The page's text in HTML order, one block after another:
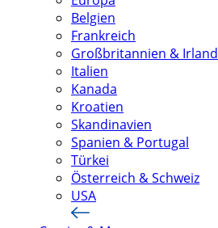
Belgien
Frankreich
Großbritannien & Irland
Italien
Kanada
Kroatien
Skandinavien
Spanien & Portugal
Türkei
Österreich & Schweiz
USA